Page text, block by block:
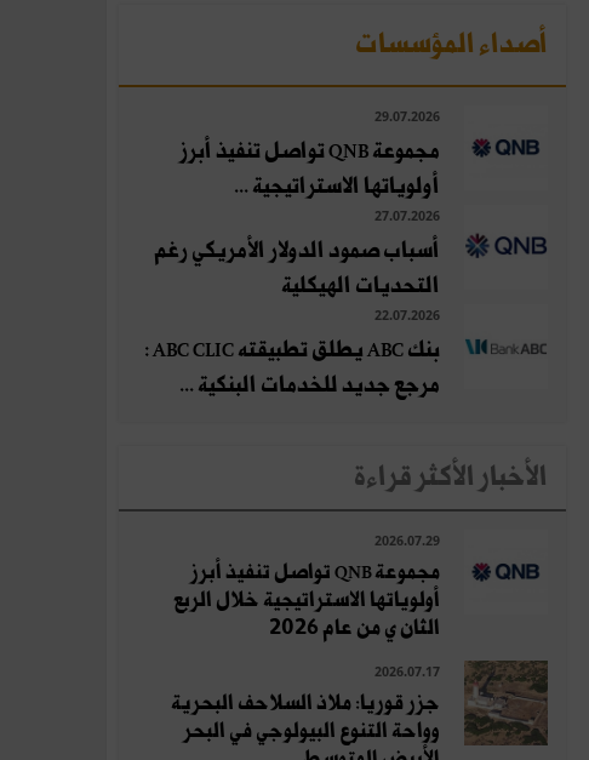
أصداء المؤسسات
29.07.2026
مجموعة QNB تواصل تنفيذ أبرز
أولوياتها الاستراتيجية ...
27.07.2026
أسباب صمود الدولار الأمريكي رغم
التحديات الهيكلية
22.07.2026
بنك ABC يطلق تطبيقته ABC CLIC :
مرجع جديد للخدمات البنكية ...
الأخبار الأكثر قراءة
2026.07.29
مجموعة QNB تواصل تنفيذ أبرز
أولوياتها الاستراتيجية خلال الربع
الثان ي من عام 2026
2026.07.17
جزر قوريا: ملاذ السلاحف البحرية
وواحة التنوع البيولوجي في البحر